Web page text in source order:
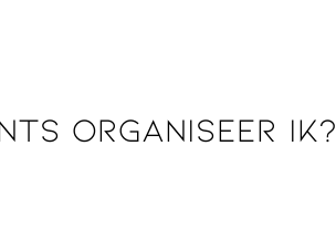
organiseer ik?